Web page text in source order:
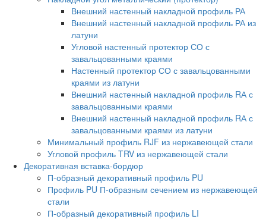
Внешний настенный накладной профиль РА
Внешний настенный накладной профиль РА из
латуни
Угловой настенный протектор СО с
завальцованными краями
Настенный протектор СО с завальцованными
краями из латуни
Внешний настенный накладной профиль RА с
завальцованными краями
Внешний настенный накладной профиль RА с
завальцованными краями из латуни
Минимальный профиль RJF из нержавеющей стали
Угловой профиль TRV из нержавеющей стали
Декоративная вставка-бордюр
П-образный декоративный профиль PU
Профиль PU П-образным сечением из нержавеющей
стали
П-образный декоративный профиль LI